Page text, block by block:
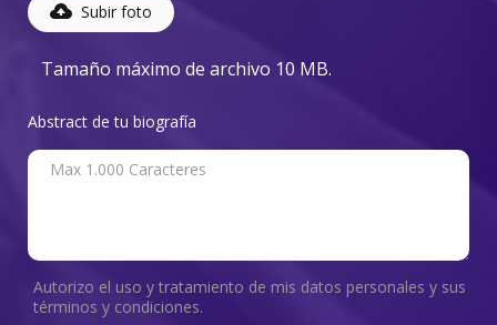
Subir foto
Tamaño máximo de archivo 10 MB.
Abstract de tu biografía
Autorizo el uso y tratamiento de mis datos personales y sus
términos y condiciones.